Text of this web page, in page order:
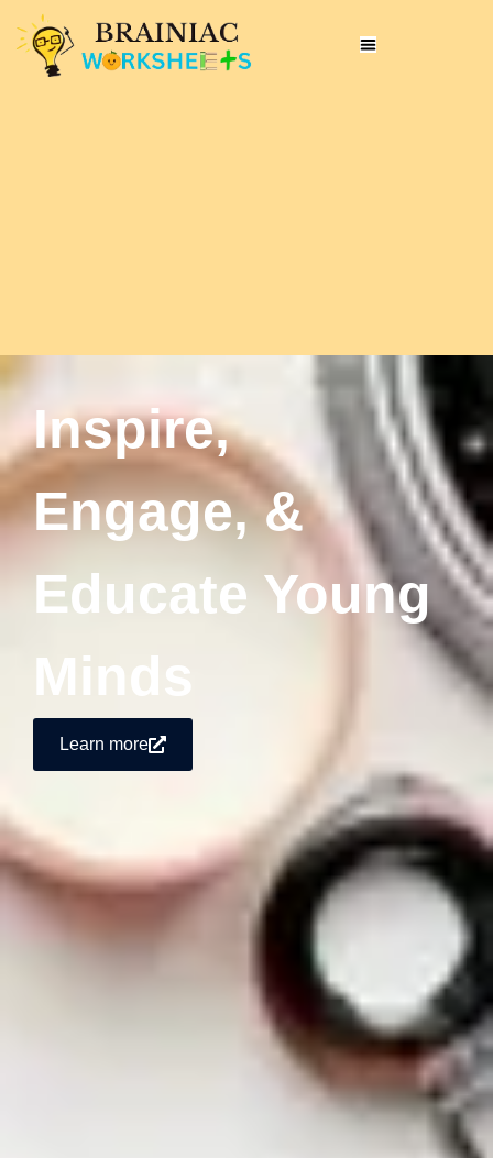
Inspire,
Engage, &
Educate Young
Minds
Learn more